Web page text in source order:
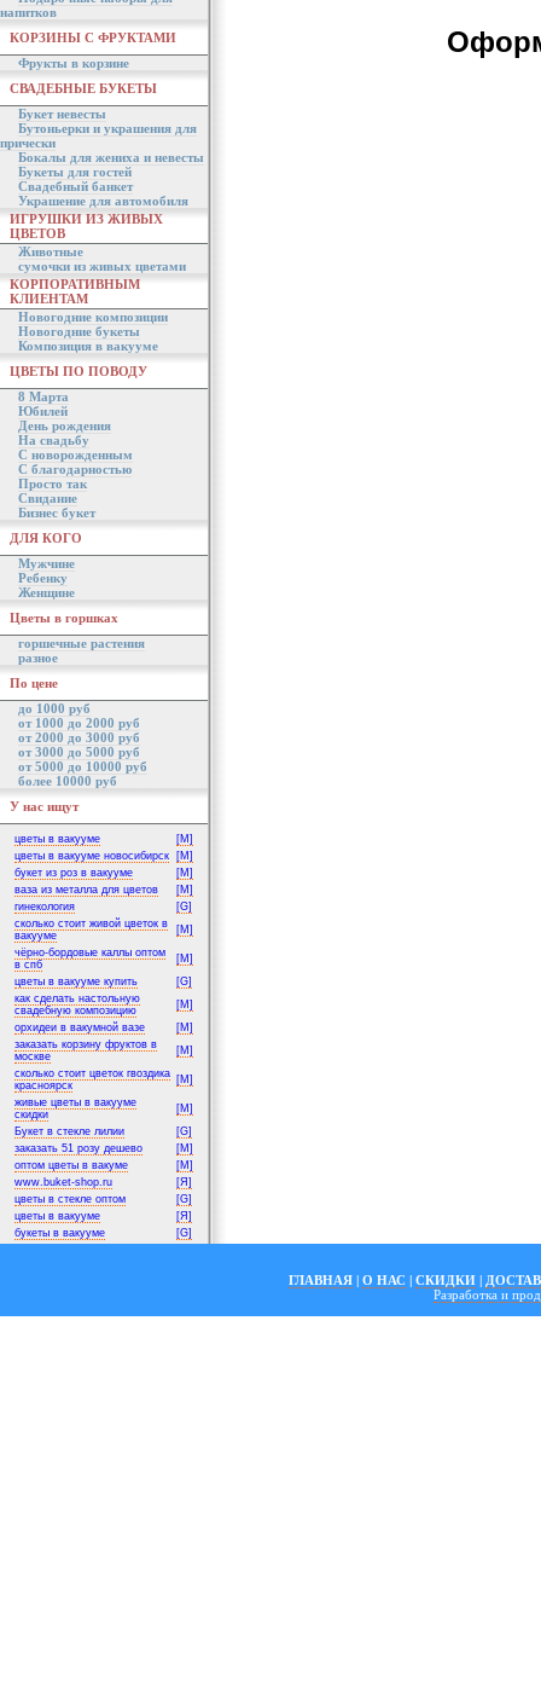
напитков
КОРЗИНЫ С ФРУКТАМИ
Фрукты в корзине
СВАДЕБНЫЕ БУКЕТЫ
Букет невесты
Бутоньерки и украшения для
прически
Бокалы для жениха и невесты
Букеты для гостей
Свадебный банкет
Украшение для автомобиля
ИГРУШКИ ИЗ ЖИВЫХ
ЦВЕТОВ
Животные
сумочки из живых цветами
КОРПОРАТИВНЫМ
КЛИЕНТАМ
Новогодние композиции
Новогодние букеты
Композиция в вакууме
ЦВЕТЫ ПО ПОВОДУ
8 Марта
Юбилей
День рождения
На свадьбу
С новорожденным
С благодарностью
Просто так
Свидание
Бизнес букет
ДЛЯ КОГО
Мужчине
Ребенку
Женщине
Цветы в горшках
горшечные растения
разное
По цене
до 1000 руб
от 1000 до 2000 руб
от 2000 до 3000 руб
от 3000 до 5000 руб
от 5000 до 10000 руб
более 10000 руб
У нас ищут
цветы в вакууме
[M]
цветы в вакууме новосибирск
[M]
букет из роз в вакууме
[M]
ваза из металла для цветов
[M]
гинекология
[G]
сколько стоит живой цветок в
вакууме
[M]
чёрно-бордовые каллы оптом
в спб
[M]
цветы в вакууме купить
[G]
как сделать настольную
свадебную композицию
[M]
орхидеи в вакумной вазе
[M]
заказать корзину фруктов в
москве
[M]
сколько стоит цветок гвоздика
красноярск
[M]
живые цветы в вакууме
скидки
[M]
Букет в стекле лилии
[G]
заказать 51 розу дешево
[M]
оптом цветы в вакуме
[M]
www.buket-shop.ru
[Я]
цветы в стекле оптом
[G]
цветы в вакууме
[Я]
букеты в вакууме
[G]
ГЛАВНАЯ | О НАС | СКИДКИ |
Разработка и